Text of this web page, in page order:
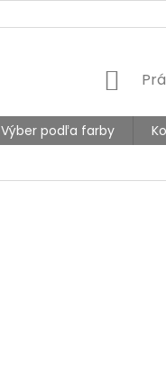
Výber podľa farby